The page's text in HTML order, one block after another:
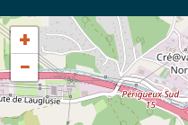
+
−